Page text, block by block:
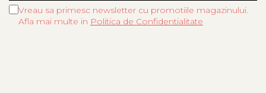
Vreau sa primesc newsletter cu promotiile magazinului.
Afla mai multe in Politica de Confidentialitate